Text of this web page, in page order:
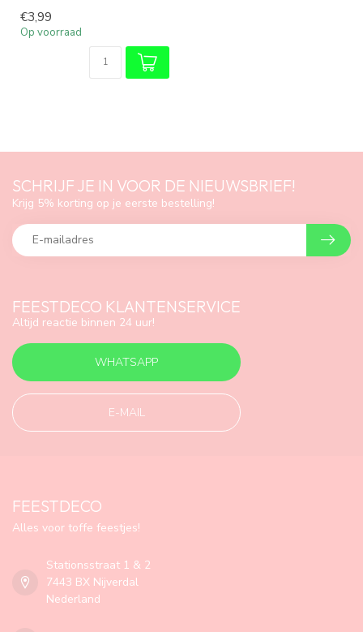
€3,99
Op voorraad
FEESTDECO KLANTENSERVICE
Altijd reactie binnen 24 uur!
WHATSAPP
E-MAIL
SCHRIJF JE IN VOOR DE NIEUWSBRIEF!
Krijg 5% korting op je eerste bestelling!
FEESTDECO
Alles voor toffe feestjes!
Stationsstraat 1 & 2
7443 BX Nijverdal
Nederland